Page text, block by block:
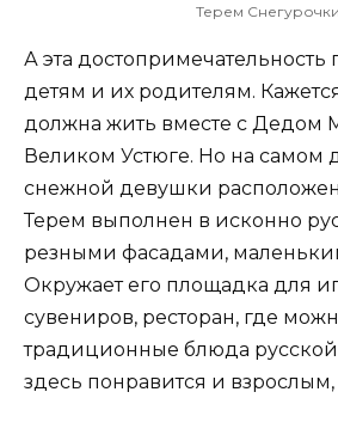
Терем Снегурочки
А эта достопримечательность
детям и их родителям.
должна жить вместе с Дедом
Великом Устюге. Но на самом
снежной девушки
Терем выполнен в исконно
резными фасадами,
Окружает его площадка для
сувениров, ресторан, где
традиционные блюда
здесь понравится и